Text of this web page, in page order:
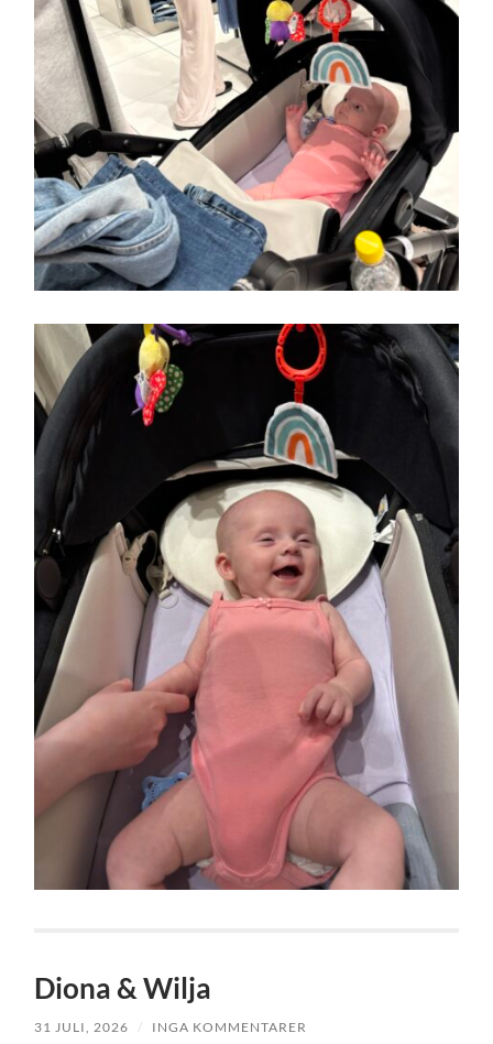
Diona & Wilja
31 JULI, 2026 / INGA KOMMENTARER